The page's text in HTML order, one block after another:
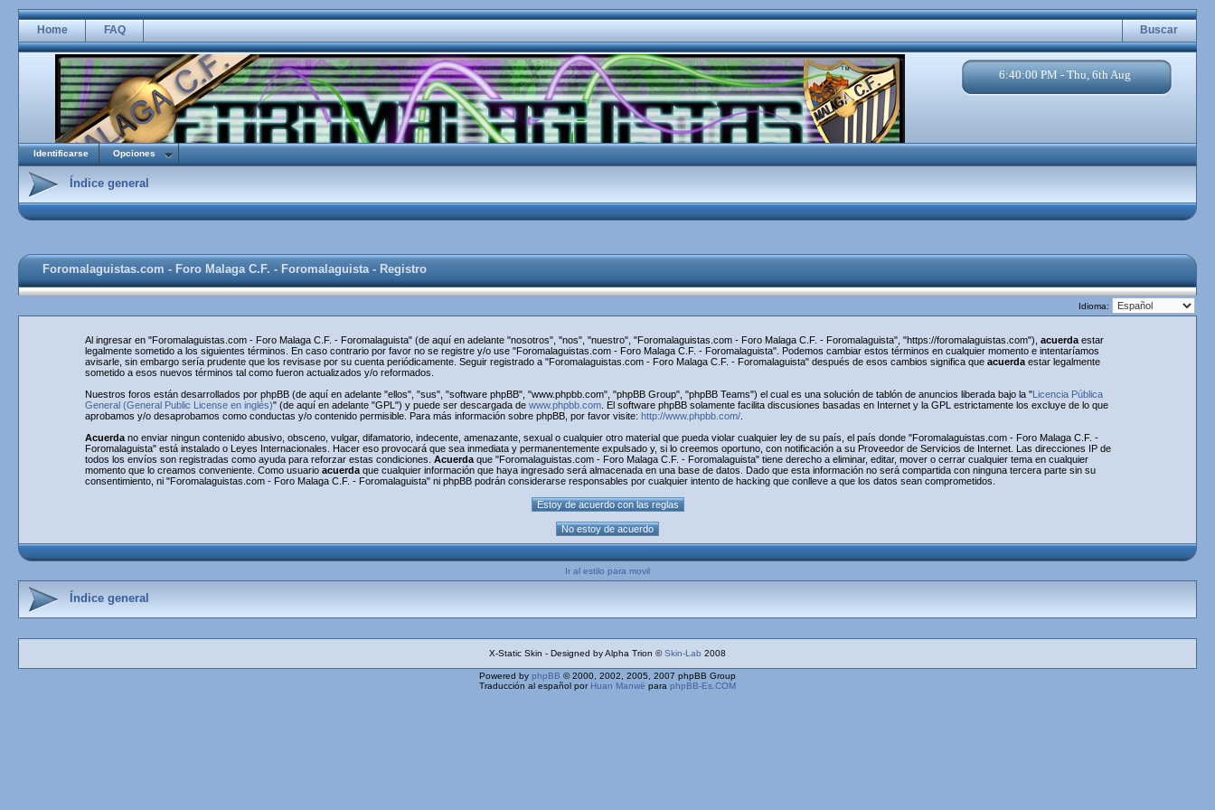
Home FAQ Buscar
6:40:00 PM - Thu, 6th Aug
Identificarse Opciones
Índice general
Foromalaguistas.com - Foro Malaga C.F. - Foromalaguista - Registro
Idioma:
Al ingresar en "Foromalaguistas.com - Foro Malaga C.F. - Foromalaguista" (de aquí en adelante "nosotros", "nos", "nuestro", "Foromalaguistas.com - Foro Malaga C.F. - Foromalaguista", "https://foromalaguistas.com"), acuerda estar
legalmente sometido a los siguientes términos. En caso contrario por favor no se registre y/o use "Foromalaguistas.com - Foro Malaga C.F. - Foromalaguista". Podemos cambiar estos términos en cualquier momento e intentaríamos
avisarle, sin embargo sería prudente que los revisase por su cuenta periódicamente. Seguir registrado a "Foromalaguistas.com - Foro Malaga C.F. - Foromalaguista" después de esos cambios significa que acuerda estar legalmente
sometido a esos nuevos términos tal como fueron actualizados y/o reformados.
Nuestros foros están desarrollados por phpBB (de aquí en adelante "ellos", "sus", "software phpBB", "www.phpbb.com", "phpBB Group", "phpBB Teams") el cual es una solución de tablón de anuncios liberada bajo la "Licencia Pública
General (General Public License en inglés)" (de aquí en adelante "GPL") y puede ser descargada de www.phpbb.com . El software phpBB solamente facilita discusiones basadas en Internet y la GPL estrictamente los excluye de lo que
aprobamos y/o desaprobamos como conductas y/o contenido permisible. Para más información sobre phpBB, por favor visite: http://www.phpbb.com/
Acuerda no enviar ningun contenido abusivo, obsceno, vulgar, difamatorio, indecente, amenazante, sexual o cualquier otro material que pueda violar cualquier ley de su país, el país donde "Foromalaguistas.com - Foro Malaga C.F. -
Foromalaguista" está instalado o Leyes Internacionales. Hacer eso provocará que sea inmediata y permanentemente expulsado y, si lo creemos oportuno, con notificación a su Proveedor de Servicios de Internet. Las direcciones IP de
todos los envíos son registradas como ayuda para reforzar estas condiciones. Acuerda que "Foromalaguistas.com - Foro Malaga C.F. - Foromalaguista" tiene derecho a eliminar, editar, mover o cerrar cualquier tema en cualquier
momento que lo creamos conveniente. Como usuario acuerda que cualquier información que haya ingresado será almacenada en una base de datos. Dado que esta información no será compartida con ninguna tercera parte sin su
consentimiento, ni "Foromalaguistas.com - Foro Malaga C.F. - Foromalaguista" ni phpBB podrán considerarse responsables por cualquier intento de hacking que conlleve a que los datos sean comprometidos.
Ir al estilo para movil
Índice general
X-Static Skin - Designed by Alpha Trion ©Skin-Lab 2008
Powered by phpBB © 2000, 2002, 2005, 2007 phpBB Group
Traducción al español por Huan Manwë para phpBB-Es.COM